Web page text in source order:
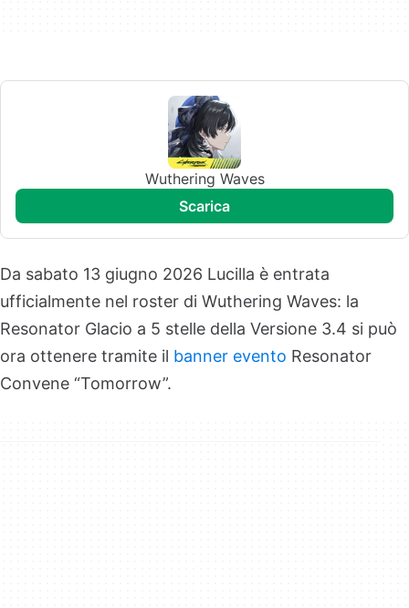
Wuthering Waves
scarica
Da sabato 13 giugno 2026 Lucilla è entrata
ufficialmente nel roster di Wuthering Waves: la
Resonator Glacio a 5 stelle della Versione 3.4 si può
ora ottenere tramite il banner evento Resonator
Convene “Tomorrow”.